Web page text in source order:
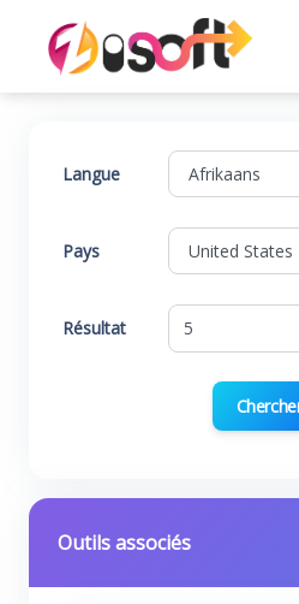
Langue
Pays
Résultat
Outils associés